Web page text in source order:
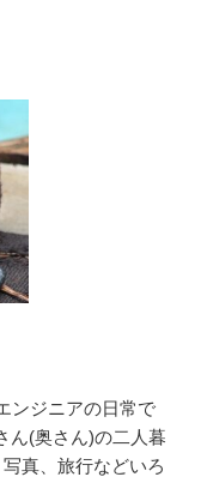
ンジニアの日常で
(奥さん)の二人暮
真、旅行などいろ